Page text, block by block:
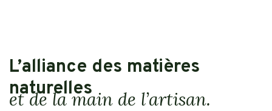
L’alliance des matières
naturelles
et de la main de l’artisan.